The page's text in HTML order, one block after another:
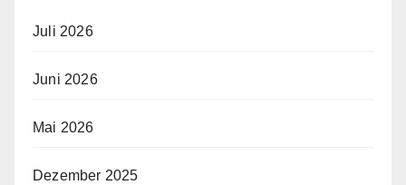
Juli 2026
Juni 2026
Mai 2026
Dezember 2025